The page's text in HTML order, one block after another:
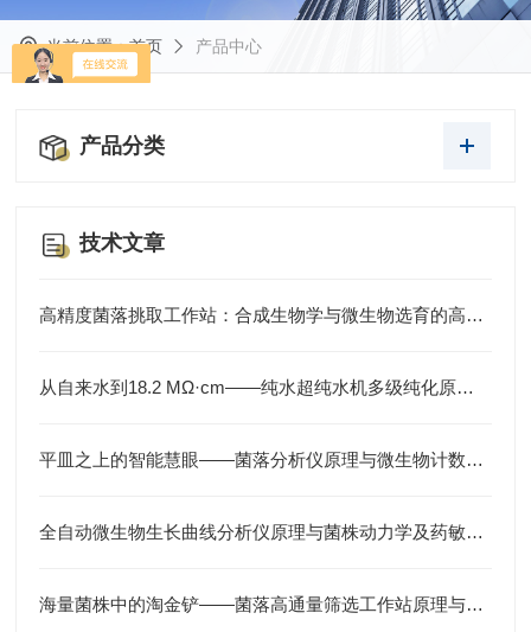
当前位置：首页 产品中心
产品分类
技术文章
高精度菌落挑取工作站：合成生物学与微生物选育的高通量引擎
从自来水到18.2 MΩ·cm——纯水超纯水机多级纯化原理与实验室供水应用
平皿之上的智能慧眼——菌落分析仪原理与微生物计数及表型分析应用
全自动微生物生长曲线分析仪原理与菌株动力学及药敏筛选应用
海量菌株中的淘金铲——菌落高通量筛选工作站原理与微生物育种应用